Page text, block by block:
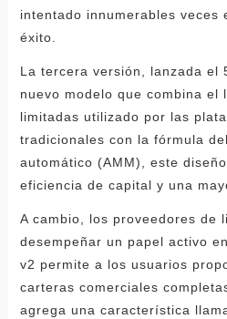
intentado innumerables veces
éxito.
La tercera versión, lanzada el
nuevo modelo que combina el
limitadas utilizado por las
tradicionales con la fórmula
automático (AMM), este
eficiencia de capital y una
A cambio, los proveedores de
desempeñar un papel activo
v2 permite a los usuarios
carteras comerciales
agrega una característica